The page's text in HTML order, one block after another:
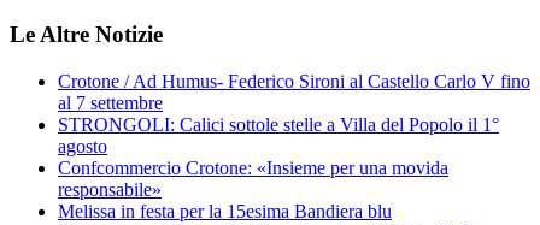
Le Altre Notizie
Crotone / Ad Humus- Federico Sironi al Castello Carlo V fino
al 7 settembre
STRONGOLI: Calici sottole stelle a Villa del Popolo il 1°
agosto
Confcommercio Crotone: «Insieme per una movida
responsabile»
Melissa in festa per la 15esima Bandiera blu